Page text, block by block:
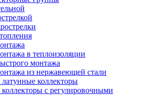
в теплоизоляции
монтажа
из нержавеющей стали
коллекторы
с регулировочными